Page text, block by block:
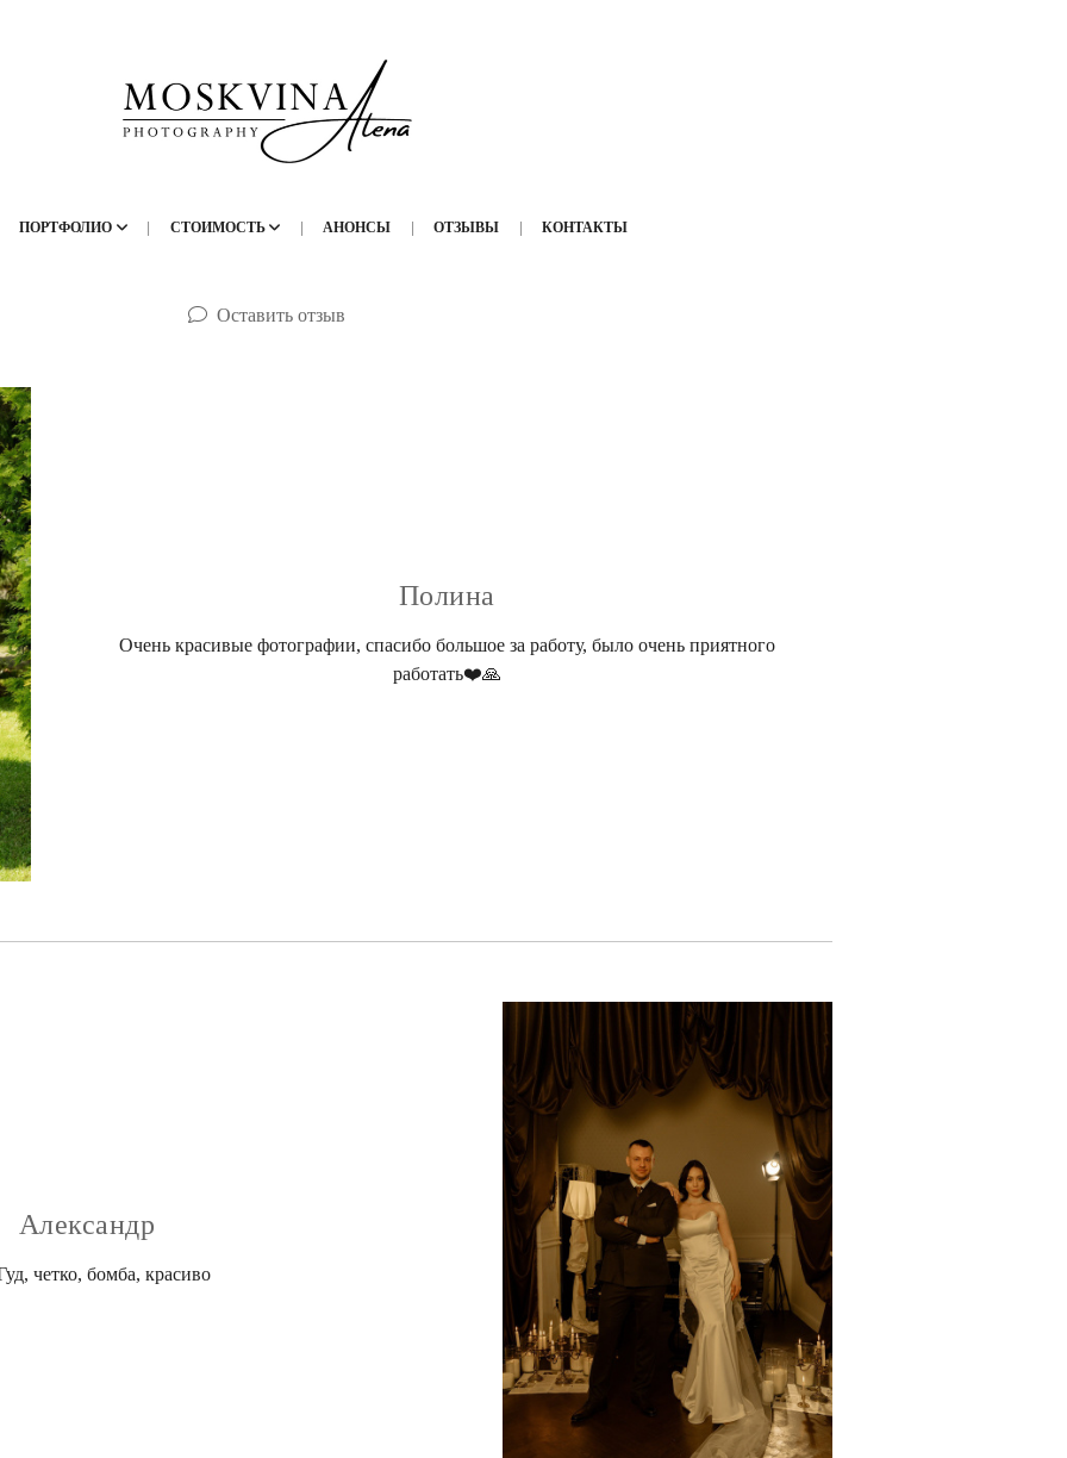
ПОРТФОЛИО СТОИМОСТЬ АНОНСЫ ОТЗЫВЫ КОНТАКТЫ
Оставить отзыв
Полина
Очень красивые фотографии, спасибо большое за работу, было очень приятного
работать❤️🙏
Александр
четко, бомба, красиво